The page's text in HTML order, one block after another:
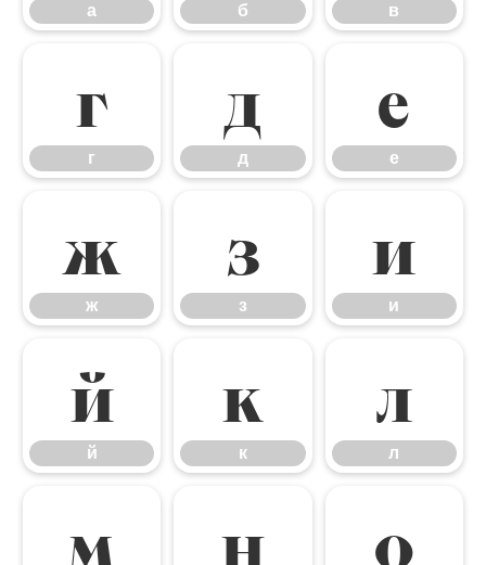
а б в
г
г
д
д
е
е
ж
ж
з
з
и
и
й
й
к
к
л
л
м н о